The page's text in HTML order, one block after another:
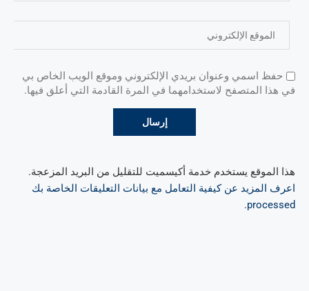
حفظ اسمي وعنوان بريدي الإلكتروني وموقع الويب الخاص بي
في هذا المتصفح لاستخدامهما في المرة القادمة التي أعلق فيها.
هذا الموقع يستخدم خدمة أكيسميت للتقليل من البريد المزعجة.
اعرف المزيد عن كيفية التعامل مع بيانات التعليقات الخاصة بك
processed
.